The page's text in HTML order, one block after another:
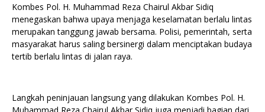
Kombes Pol. H. Muhammad Reza Chairul Akbar Sidiq
menegaskan bahwa upaya menjaga keselamatan berlalu lintas
merupakan tanggung jawab bersama. Polisi, pemerintah, serta
masyarakat harus saling bersinergi dalam menciptakan budaya
tertib berlalu lintas di jalan raya.
Langkah peninjauan langsung yang dilakukan Kombes Pol. H.
Muhammad Reza Chairul Akbar Sidiq juga menjadi bagian dari